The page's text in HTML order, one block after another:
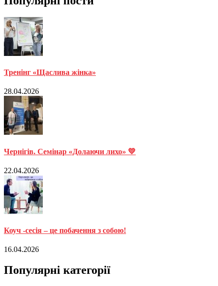
Тренінг «Щаслива жінка»
28.04.2026
Чернігів. Семінар «Долаючи лихо» 💛
22.04.2026
Коуч -сесія – це побачення з собою!
16.04.2026
Популярні категорії